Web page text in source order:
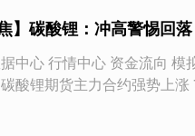
】碳酸锂：冲高警惕回落
中心 行情中心 资金流向 模
酸锂期货主力合约强势上涨